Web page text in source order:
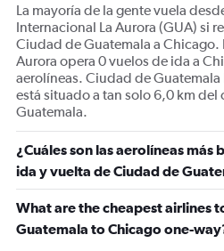
La mayoría de la gente vuela
Internacional La Aurora (GUA) si
Ciudad de Guatemala a Chicago.
Aurora opera 0 vuelos de ida a
aerolíneas. Ciudad de Guatemala
está situado a tan solo 6,0 km
Guatemala.
¿Cuáles son las aerolíneas más
ida y vuelta de Ciudad de
What are the cheapest airlines
Guatemala to Chicago one-